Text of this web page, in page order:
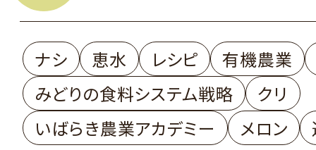
ナシ 恵水 レシピ
有機農業
みどりの食料システム戦略
クリ
いばらき農業アカデミー
メロン